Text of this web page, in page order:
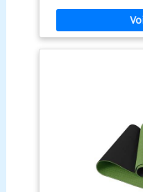
la colonne
les coudes sur les
la rupture grâce
intégré contre la
sommeil, la
extra épais est facile